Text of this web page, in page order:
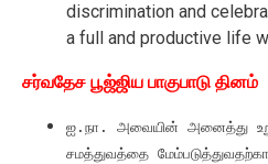
discrimination and
a full and productive life
சர்வதேச பூஜ்ஜிய பாகுபாடு தினம்
ஐ.நா. அவையின் அனைத்து
சமத்துவத்தை